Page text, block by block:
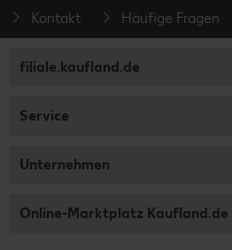
Kontakt Häufige Fragen
filiale.kaufland.de
Service
Unternehmen
Online-Marktplatz Kaufland.de